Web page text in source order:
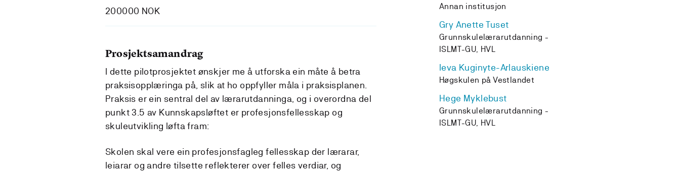
Annan institusjon
Gry Anette Tuset
Grunnskulelærarutdanning -
ISLMT-GU, HVL
Ieva Kuginyte-Arlauskiene
Høgskulen på Vestlandet
Hege Myklebust
Grunnskulelærarutdanning -
ISLMT-GU, HVL
200000 NOK
Prosjektsamandrag
I dette pilotprosjektet ønskjer me å utforska ein måte å betra
praksisopplæringa på, slik at ho oppfyller måla i praksisplanen.
Praksis er ein sentral del av lærarutdanninga, og i overordna del
punkt 3.5 av Kunnskapsløftet er profesjonsfellesskap og
skuleutvikling løfta fram:
Skolen skal vere ein profesjonsfagleg fellesskap der lærarar,
leiarar og andre tilsette reflekterer over felles verdiar, og